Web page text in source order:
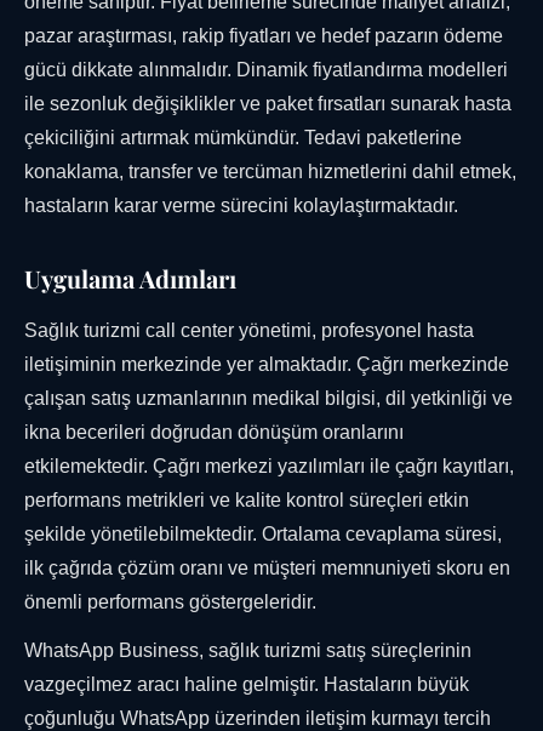
pazar araştırması, rakip fiyatları ve hedef pazarın ödeme
gücü dikkate alınmalıdır. Dinamik fiyatlandırma modelleri
ile sezonluk değişiklikler ve paket fırsatları sunarak hasta
çekiciliğini artırmak mümkündür. Tedavi paketlerine
konaklama, transfer ve tercüman hizmetlerini dahil etmek,
hastaların karar verme sürecini kolaylaştırmaktadır.
Uygulama Adımları
Sağlık turizmi call center yönetimi, profesyonel hasta
iletişiminin merkezinde yer almaktadır. Çağrı merkezinde
çalışan satış uzmanlarının medikal bilgisi, dil yetkinliği ve
ikna becerileri doğrudan dönüşüm oranlarını
etkilemektedir. Çağrı merkezi yazılımları ile çağrı kayıtları,
performans metrikleri ve kalite kontrol süreçleri etkin
şekilde yönetilebilmektedir. Ortalama cevaplama süresi,
ilk çağrıda çözüm oranı ve müşteri memnuniyeti skoru en
önemli performans göstergeleridir.
WhatsApp Business, sağlık turizmi satış süreçlerinin
vazgeçilmez aracı haline gelmiştir. Hastaların büyük
çoğunluğu WhatsApp üzerinden iletişim kurmayı tercih